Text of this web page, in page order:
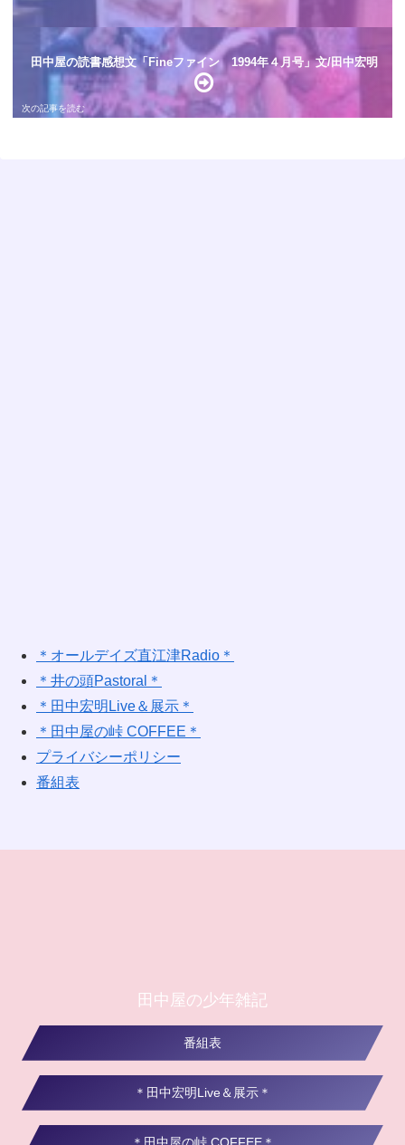
田中屋の読書感想文「Fineファイン 1994年４月号」文/田中宏明
＊オールデイズ直江津Radio＊
＊井の頭Pastoral＊
＊田中宏明Live＆展示＊
＊田中屋の峠 COFFEE＊
プライバシーポリシー
番組表
田中屋の少年雑記
番組表
＊田中宏明Live＆展示＊
＊田中屋の峠 COFFEE＊